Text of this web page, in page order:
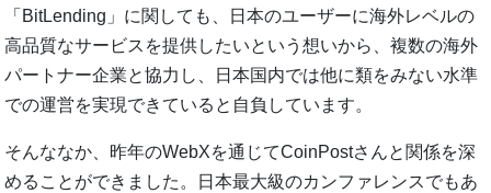
「BitLending」に関しても、日本のユーザーに海外レベルの
高品質なサービスを提供したいという想いから、複数の海外
パートナー企業と協力し、日本国内では他に類をみない水準
での運営を実現できていると自負しています。
そんななか、昨年のWebXを通じてCoinPostさんと関係を深
めることができました。日本最大級のカンファレンスでもあ